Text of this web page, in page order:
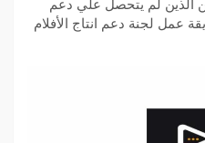
الذين لم يتحصل علي دعم
عمل لجنة دعم انتاج الأفلام